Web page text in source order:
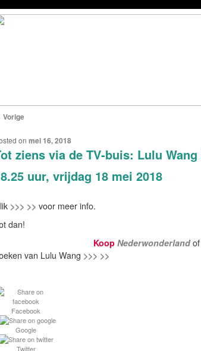
Vorige
ziens via de TV-buis: Lulu
uur, vrijdag 18 mei 2018
on mei 16, 2018
>>> >> voor meer info.
dan!
KoopNederwonderland
van Lulu Wang >>> >>
Facebook
Google
Twitter